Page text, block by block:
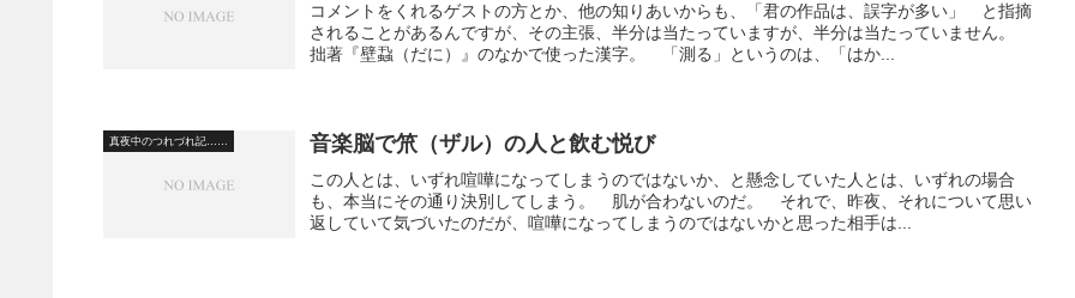
コメントをくれるゲストの方とか、他の知りあいからも、「君の作品は、誤字が多い」 と指摘
されることがあるんですが、その主張、半分は当たっていますが、半分は当たっていません。
拙著『壁蝨（だに）』のなかで使った漢字。 「測る」というのは、「はか...
真夜中のつれづれ記…… 音楽脳で笊（ザル）の人と飲む悦び
この人とは、いずれ喧嘩になってしまうのではないか、と懸念していた人とは、いずれの場合
も、本当にその通り決別してしまう。 肌が合わないのだ。 それで、昨夜、それについて思い
返していて気づいたのだが、喧嘩になってしまうのではないかと思った相手は...